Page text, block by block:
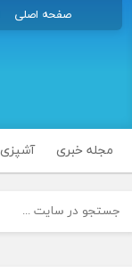
صفحه اصلی
مجله خبری آشپزی